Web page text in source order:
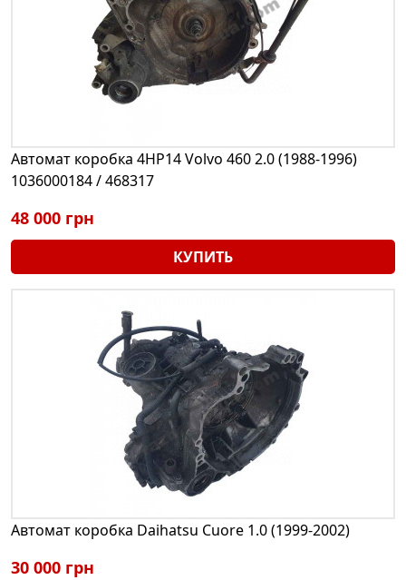
Автомат коробка 4HP14 Volvo 460 2.0 (1988-1996)
1036000184 / 468317
48 000 грн
КУПИТЬ
Автомат коробка Daihatsu Cuore 1.0 (1999-2002)
30 000 грн